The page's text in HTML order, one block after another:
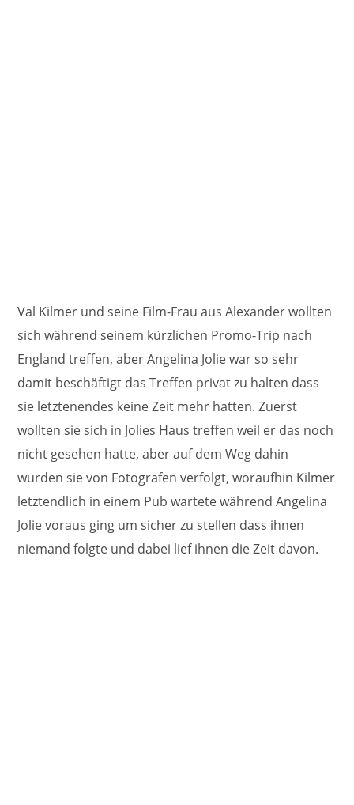
Val Kilmer und seine Film-Frau aus Alexander wollten
sich während seinem kürzlichen Promo-Trip nach
England treffen, aber Angelina Jolie war so sehr
damit beschäftigt das Treffen privat zu halten dass
sie letztenendes keine Zeit mehr hatten. Zuerst
wollten sie sich in Jolies Haus treffen weil er das noch
nicht gesehen hatte, aber auf dem Weg dahin
wurden sie von Fotografen verfolgt, woraufhin Kilmer
letztendlich in einem Pub wartete während Angelina
Jolie voraus ging um sicher zu stellen dass ihnen
niemand folgte und dabei lief ihnen die Zeit davon.